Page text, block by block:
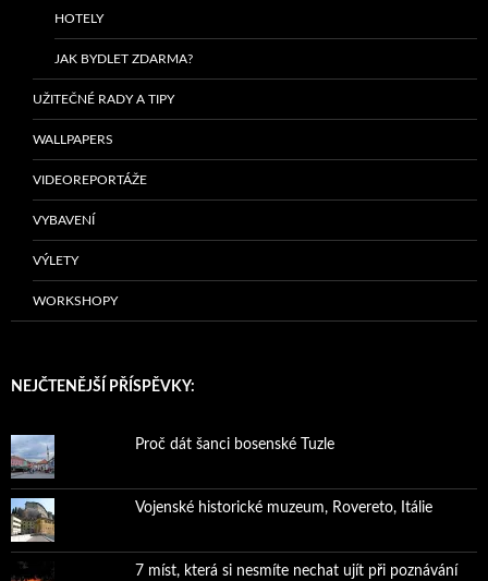
HOTELY
JAK BYDLET ZDARMA?
UŽITEČNÉ RADY A TIPY
WALLPAPERS
VIDEOREPORTÁŽE
VYBAVENÍ
VÝLETY
WORKSHOPY
NEJČTENĚJŠÍ PŘÍSPĚVKY:
Proč dát šanci bosenské Tuzle
Vojenské historické muzeum, Rovereto, Itálie
7 míst, která si nesmíte nechat ujít při poznávání